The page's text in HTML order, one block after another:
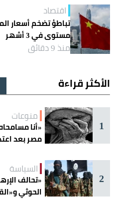
اقتصاد
تباطؤ تضخم أسعار
مستوى في 3 أشهر
منذ 9 دقائق
الأكثر قراءة
1
منوعات
«أنا
مصر بعد
2
السياسة
«تحالف
الحوثي